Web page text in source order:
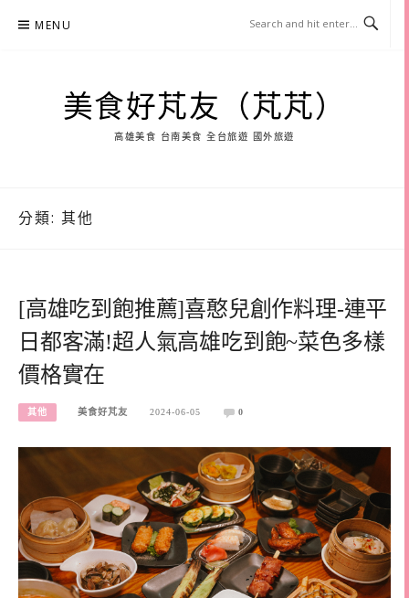
MENU
美食好芃友（芃芃）
高雄美食 台南美食 全台旅遊 國外旅遊
分類: 其他
[高雄吃到飽推薦]喜憨兒創作料理-連平
日都客滿!超人氣高雄吃到飽~菜色多樣
價格實在
其他 美食好芃友 2024-06-05 0